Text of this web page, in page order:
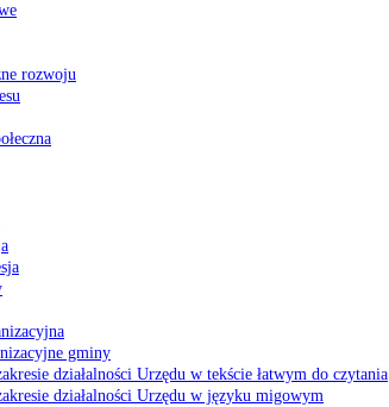
rozwoju
gminy
działalności Urzędu w tekście łatwym do czytania
działalności Urzędu w języku migowym